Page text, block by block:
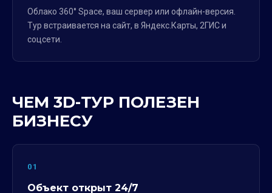
Облако 360° Space, ваш сервер или офлайн-версия.
Тур встраивается на сайт, в Яндекс.Карты, 2ГИС и
соцсети.
ЧЕМ 3D-ТУР ПОЛЕЗЕН
БИЗНЕСУ
01
Объект открыт 24/7